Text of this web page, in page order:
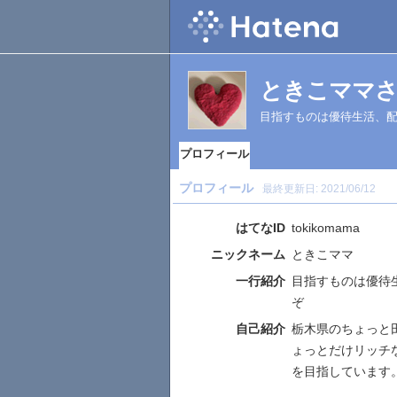
ときこママ
目指すものは優待生活、
プロフィール
プロフィール 最終更新日: 2021/06/12
はてなID tokikomama
ニックネーム ときこママ
一行紹介 目指すものは優待
ぞ
自己紹介 栃木県のちょっと
ょっとだけリッ
を目指しています。